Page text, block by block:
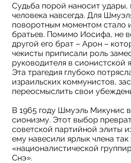
Судьба порой наносит
человека навсегда. Для
поворотным моментом стало
братьев. Помимо Иосифа, не
другой его брат – Арон –
чекисты приписали роль
руководителя в сионистской
Эта трагедия глубоко
израильских коммунистов,
переосмыслить свои
В 1965 году Шмуэль Микунис
сионизму. Этот выбор
советской партийной элиты
ему навесили ярлык члена
«националистической
Снэ».